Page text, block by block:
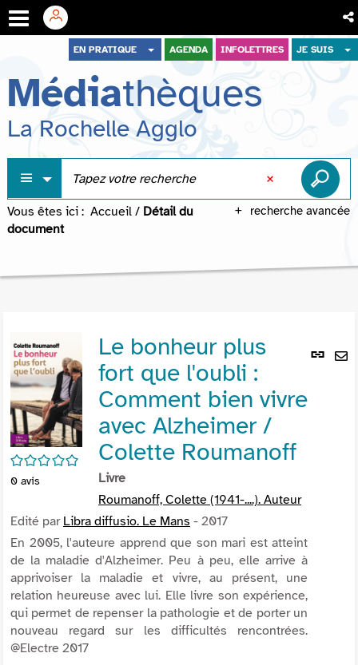
menu
contenu
recherche
EN PRATIQUE AGENDA INFOLETTRES JE SUIS
Médiathèques
La Rochelle Agglo
recherche avancée
Vous êtes ici : Accueil / Détail du
document
Lien
/5
0 avis
Le bonheur plus
fort que l'oubli :
Comment bien vivre
avec Alzheimer /
Colette Roumanoff
Livre
Roumanoff, Colette (1941-....). Auteur
Edité par Libra diffusio. Le Mans - 2017
En 2005, l'auteure apprend que son mari est atteint
de la maladie d'Alzheimer. Peu à peu, elle arrive à
apprivoiser la maladie et vivre, au présent, une
relation heureuse avec lui. Elle livre son expérience,
qui permet de repenser la pathologie et de porter un
nouveau regard sur les difficultés rencontrées.
@Electre 2017